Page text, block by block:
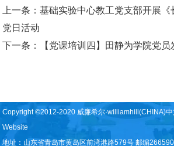
上一条：基础实验中心教工党支部开展《
党日活动
下一条：
【党课培训四】田静为学院党
Copyright ©2012-2020 威廉希尔·williamhill(CHINA)中
Website
地址：山东省青岛市黄岛区前湾港路579号 邮编